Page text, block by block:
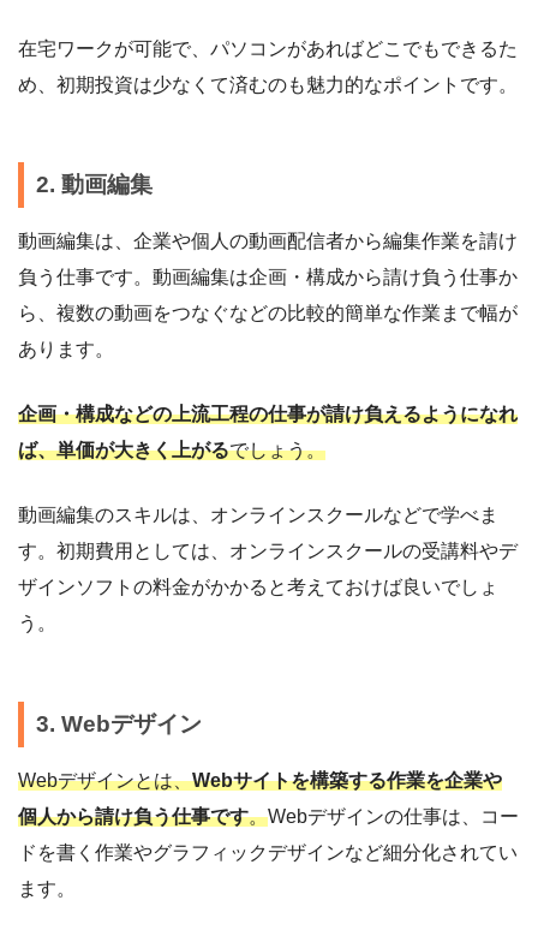
在宅ワークが可能で、パソコンがあればどこでもできるた
め、初期投資は少なくて済むのも魅力的なポイントです。
2. 動画編集
動画編集は、企業や個人の動画配信者から編集作業を請け
負う仕事です。動画編集は企画・構成から請け負う仕事か
ら、複数の動画をつなぐなどの比較的簡単な作業まで幅が
あります。
企画・構成などの上流工程の仕事が請け負えるようになれ
ば、単価が大きく上がるでしょう。
動画編集のスキルは、オンラインスクールなどで学べま
す。初期費用としては、オンラインスクールの受講料やデ
ザインソフトの料金がかかると考えておけば良いでしょ
う。
3. Webデザイン
Webデザインとは、Webサイトを構築する作業を企業や
個人から請け負う仕事です。Webデザインの仕事は、コー
ドを書く作業やグラフィックデザインなど細分化されてい
ます。